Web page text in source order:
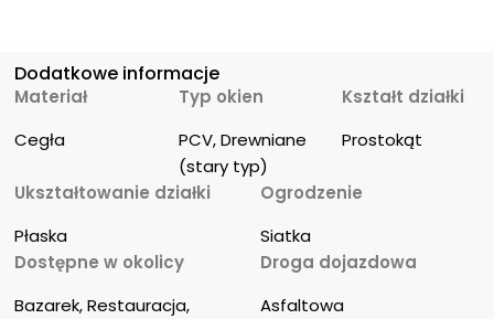
Dodatkowe informacje
Materiał
Cegła
Typ okien
PCV, Drewniane
(stary typ)
Kształt działki
Prostokąt
Ukształtowanie działki
Płaska
Ogrodzenie
Siatka
Dostępne w okolicy
Bazarek, Restauracja,
Droga dojazdowa
Asfaltowa